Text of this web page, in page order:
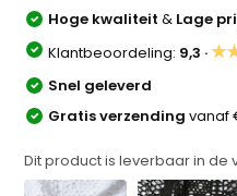
Hoge kwaliteit& Lage
Klantbeoordeling: 9,3 ·
Snel geleverd
Gratis verzendingvanaf
Dit product is leverbaar in